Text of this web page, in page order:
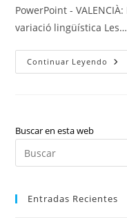
PowerPoint -
variació lingüística Les…
Continuar Leyendo
U.2
Buscar en esta web
Entradas Recientes